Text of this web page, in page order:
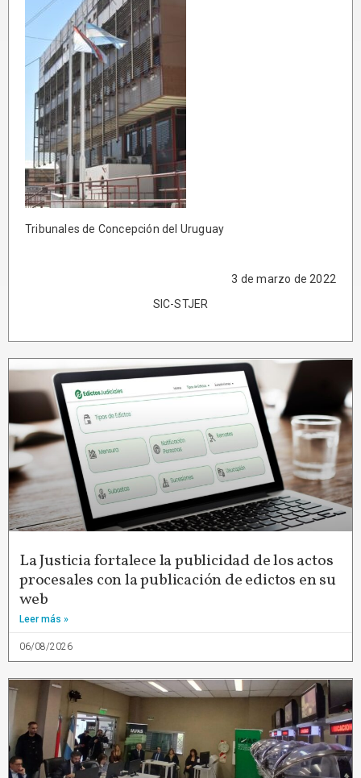
Tribunales de Concepción del Uruguay
3 de marzo de 2022
SIC-STJER
La Justicia fortalece la publicidad de los actos
procesales con la publicación de edictos en su
web
Leer más »
06/08/2026